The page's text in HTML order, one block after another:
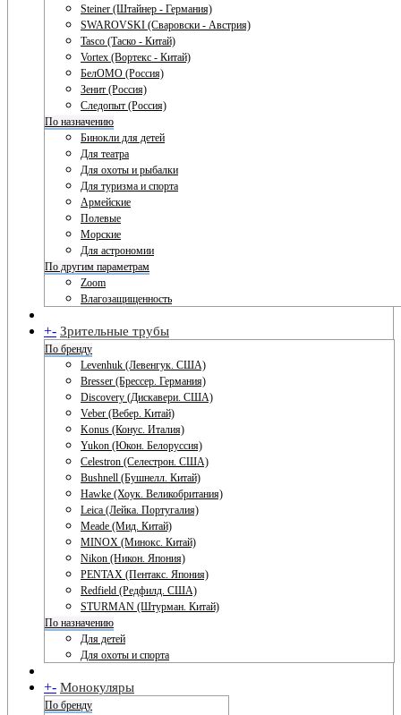
Steiner (Штайнер - Германия)
SWAROVSKI (Сваровски - Австрия)
Tasco (Таско - Китай)
Vortex (Вортекс - Китай)
БелОМО (Россия)
Зенит (Россия)
Следопыт (Россия)
По назначению
Бинокли для детей
Для театра
Для охоты и рыбалки
Для туризма и спорта
Армейские
Полевые
Морские
Для астрономии
По другим параметрам
Zoom
Влагозащищенность
+- Зрительные трубы
По бренду
Levenhuk (Левенгук. США)
Bresser (Брессер. Германия)
Discovery (Дискавери. США)
Veber (Вебер. Китай)
Konus (Конус. Италия)
Yukon (Юкон. Белоруссия)
Celestron (Селестрон. США)
Bushnell (Бушнелл. Китай)
Hawke (Хоук. Великобритания)
Leica (Лейка. Португалия)
Meade (Мид. Китай)
MINOX (Минокс. Китай)
Nikon (Никон. Япония)
PENTAX (Пентакс. Япония)
Redfield (Редфилд. США)
STURMAN (Штурман. Китай)
По назначению
Для детей
Для охоты и спорта
+- Монокуляры
По бренду